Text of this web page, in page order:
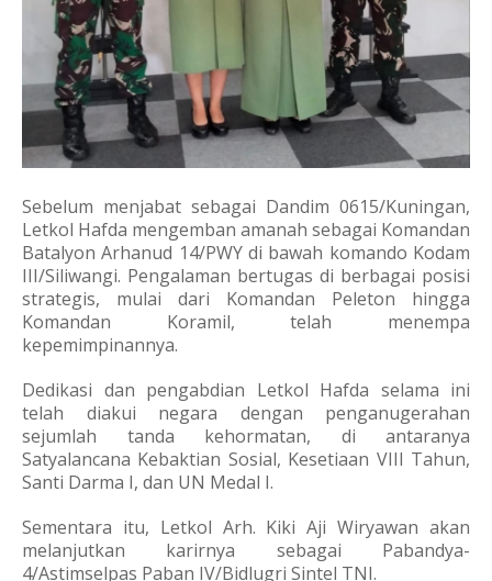
Sebelum menjabat sebagai Dandim 0615/Kuningan,
Letkol Hafda mengemban amanah sebagai Komandan
Batalyon Arhanud 14/PWY di bawah komando Kodam
III/Siliwangi. Pengalaman bertugas di berbagai posisi
strategis, mulai dari Komandan Peleton hingga
Komandan Koramil, telah menempa
kepemimpinannya.
Dedikasi dan pengabdian Letkol Hafda selama ini
telah diakui negara dengan penganugerahan
sejumlah tanda kehormatan, di antaranya
Satyalancana Kebaktian Sosial, Kesetiaan VIII Tahun,
Santi Darma I, dan UN Medal I.
Sementara itu, Letkol Arh. Kiki Aji Wiryawan akan
melanjutkan karirnya sebagai Pabandya-
4/Astimselpas Paban IV/Bidlugri Sintel TNI.